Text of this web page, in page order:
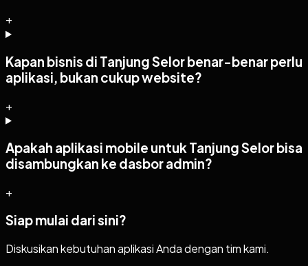
+
Kapan bisnis di Tanjung Selor benar-benar perlu
aplikasi, bukan cukup website?
+
Apakah aplikasi mobile untuk Tanjung Selor bisa
disambungkan ke dasbor admin?
+
Siap mulai dari sini?
Diskusikan kebutuhan aplikasi Anda dengan tim kami.